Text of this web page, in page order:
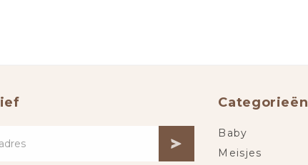
Categorieën
Baby
Meisjes